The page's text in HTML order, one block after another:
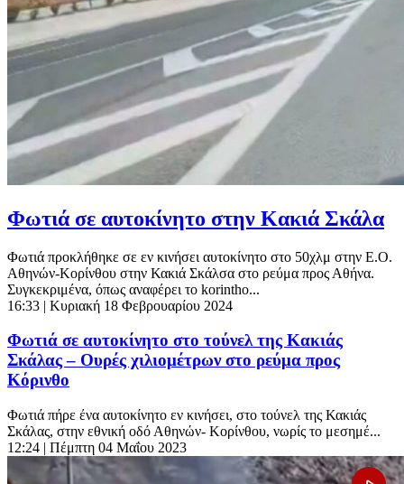
Φωτιά σε αυτοκίνητο στην Κακιά Σκάλα
Φωτιά προκλήθηκε σε εν κινήσει αυτοκίνητο στο 50χλμ στην Ε.Ο.
Αθηνών-Κορίνθου στην Κακιά Σκάλσα στο ρεύμα προς Αθήνα.
Συγκεκριμένα, όπως αναφέρει το korintho...
16:33 | Κυριακή 18 Φεβρουαρίου 2024
Φωτιά σε αυτοκίνητο στο τούνελ της Κακιάς
Σκάλας – Ουρές χιλιομέτρων στο ρεύμα προς
Κόρινθο
Φωτιά πήρε ένα αυτοκίνητο εν κινήσει, στο τούνελ της Κακιάς
Σκάλας, στην εθνική οδό Αθηνών- Κορίνθου, νωρίς το μεσημέ...
12:24 | Πέμπτη 04 Μαΐου 2023